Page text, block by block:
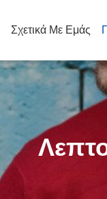
Σχετικά Με Εμάς